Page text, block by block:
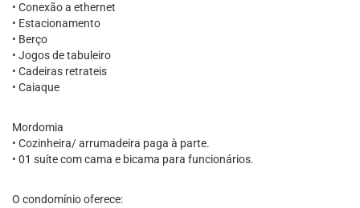
• Conexão a ethernet
• Estacionamento
• Berço
• Jogos de tabuleiro
• Cadeiras retrateis
• Caiaque
Mordomia
• Cozinheira/ arrumadeira paga à parte.
• 01 suíte com cama e bicama para funcionários.
O condomínio oferece: